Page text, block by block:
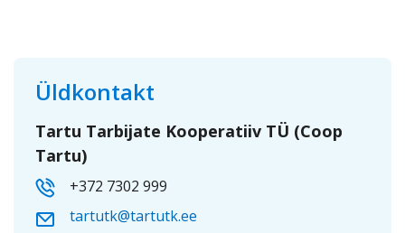
Üldkontakt
Tartu Tarbijate Kooperatiiv TÜ (Coop
Tartu)
+372 7302 999
tartutk@tartutk.ee